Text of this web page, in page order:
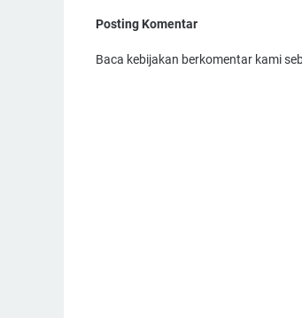
Posting Komentar
Baca kebijakan berkomentar kami